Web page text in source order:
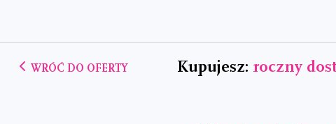
Kupujesz: roczny
WRÓĆ DO OFERTY